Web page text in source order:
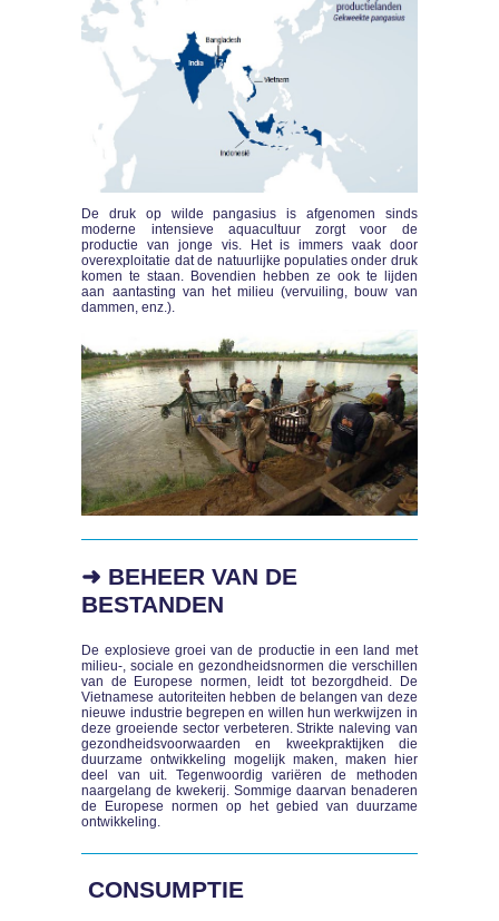
De druk op wilde pangasius is afgenomen sinds
moderne intensieve aquacultuur zorgt voor de
productie van jonge vis. Het is immers vaak door
overexploitatie dat de natuurlijke populaties onder druk
komen te staan. Bovendien hebben ze ook te lijden
aan aantasting van het milieu (vervuiling, bouw van
dammen, enz.).
➜ BEHEER VAN DE
BESTANDEN
De explosieve groei van de productie in een land met
milieu-, sociale en gezondheidsnormen die verschillen
van de Europese normen, leidt tot bezorgdheid. De
Vietnamese autoriteiten hebben de belangen van deze
nieuwe industrie begrepen en willen hun werkwijzen in
deze groeiende sector verbeteren. Strikte naleving van
gezondheidsvoorwaarden en kweekpraktijken die
duurzame ontwikkeling mogelijk maken, maken hier
deel van uit. Tegenwoordig variëren de methoden
naargelang de kwekerij. Sommige daarvan benaderen
de Europese normen op het gebied van duurzame
ontwikkeling.
CONSUMPTIE